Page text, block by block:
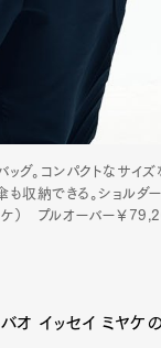
グ。コンパクトなサイ
も収納できる。ショル
ケ） プルオーバー￥
オ イッセイ ミヤ